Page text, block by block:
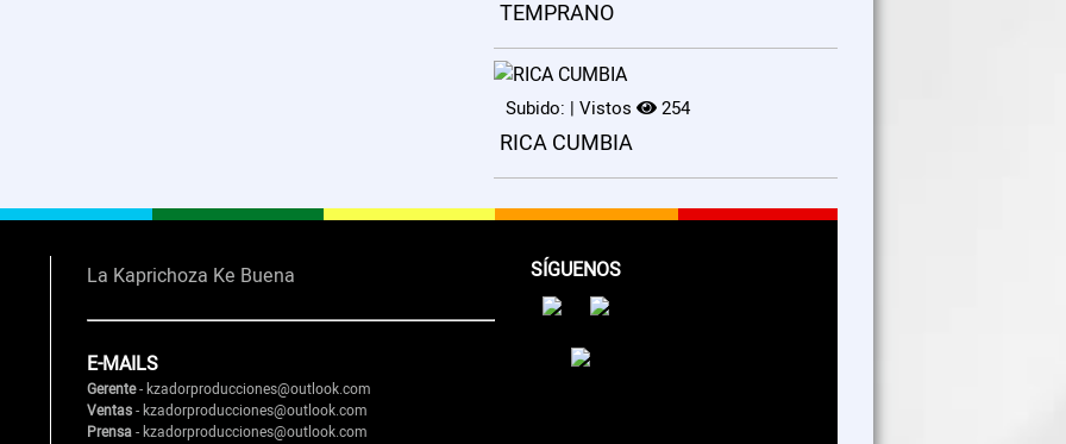
TEMPRANO
Subido: | Vistos 254
RICA CUMBIA
La Kaprichoza Ke Buena
E-MAILS
Gerente- kzadorproducciones@outlook.com
Ventas- kzadorproducciones@outlook.com
Prensa- kzadorproducciones@outlook.com
SÍGUENOS